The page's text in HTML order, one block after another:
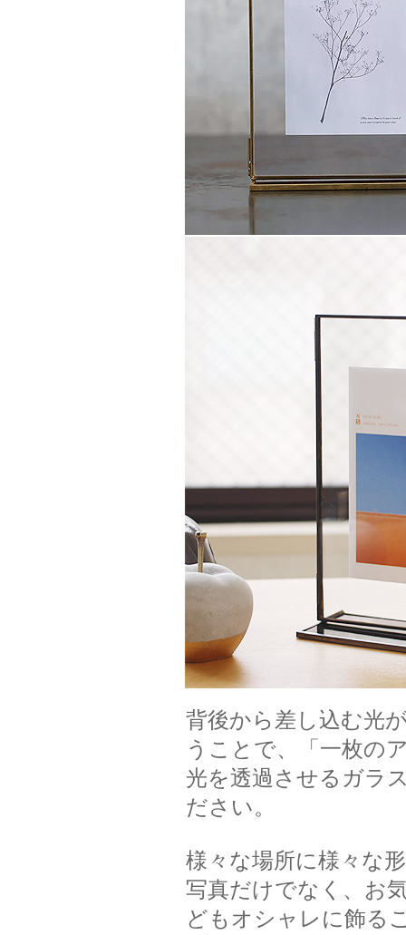
背後から差し込む光
うことで、「一枚の
光を透過させるガラ
ださい。
様々な場所に様々な
写真だけでなく、お
どもオシャレに飾る